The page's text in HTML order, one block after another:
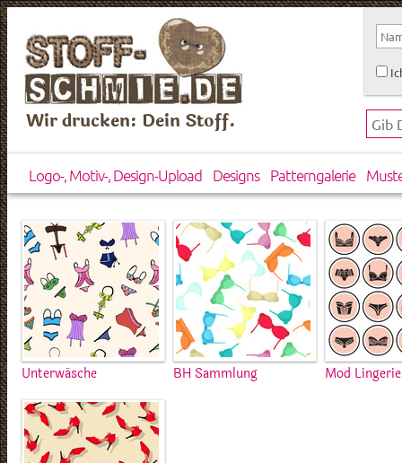
Wir drucken: Dein Stoff.
Logo-, Motiv-, Design-Upload Designs Patterngalerie
Unterwäsche BH Sammlung Mod Lingerie